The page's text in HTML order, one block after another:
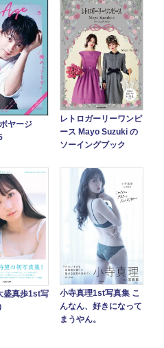
ヤージ
レトロガーリーワンピ
ース Mayo Suzuki の
ソーイングブック
盛真歩1st写
小寺真理1st写真集 こ
んなん、好きになって
まうやん。